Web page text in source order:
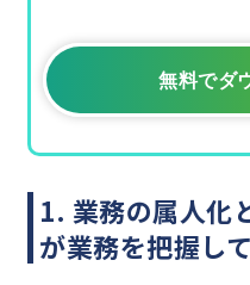
無料でダ
1. 業務の属人化
が業務を把握し